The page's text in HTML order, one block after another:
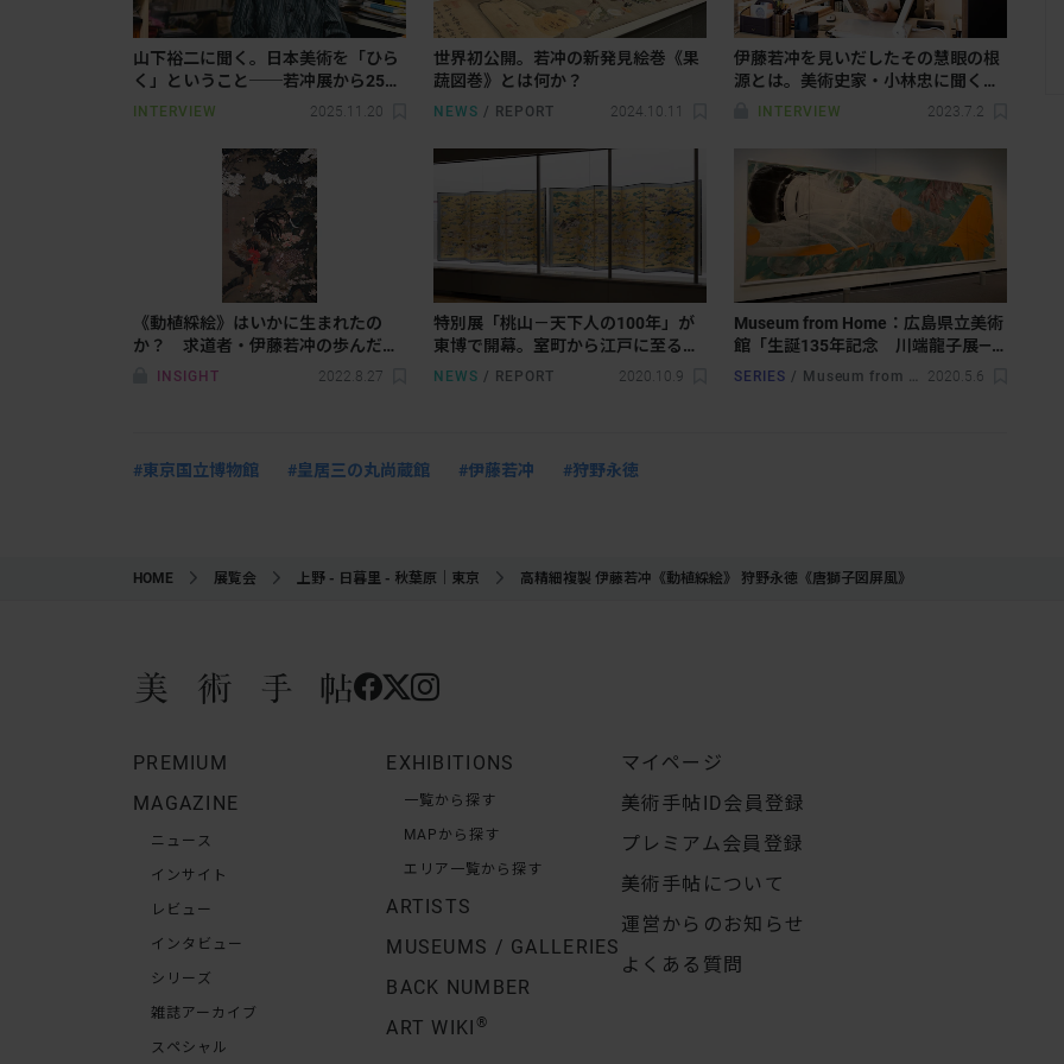
山下裕二に聞く。日本美術を「ひら
く」ということ──若冲展から25
年、そしてこれから
INTERVIEW 2025.11.20
世界初公開。若冲の新発見絵巻《果
蔬図巻》とは何か？
NEWS / REPORT 2024.10.11
伊藤若冲を見いだしたその慧眼の根
源とは。美術史家・小林忠に聞くジ
ョー・プライスの思い出
INTERVIEW 2023.7.2
《動植綵絵》はいかに生まれたの
か？ 求道者・伊藤若冲の歩んだ道
のりINSIGHT 2022.8.27
特別展「桃山－天下人の100年」が
東博で開幕。室町から江戸に至る変
革を名品とともにたどる
NEWS / REPORT 2020.10.9
Museum from Home：広島県立美術
館「生誕135年記念 川端龍子展―
衝撃の日本画」
SERIES / Museum from Home 2020.5.6
#東京国立博物館 #皇居三の丸尚蔵館 #伊藤若冲 #狩野永徳
HOME 展覧会 上野 - 日暮里 - 秋葉原｜東京 高精細複製 伊藤若冲《動植綵絵》 狩野永徳《唐獅子図屏風》
PREMIUM
MAGAZINE
ニュース
インサイト
レビュー
インタビュー
シリーズ
雑誌アーカイブ
スペシャル
EXHIBITIONS
一覧から探す
MAPから探す
エリア一覧から探す
ARTISTS
MUSEUMS / GALLERIES
BACK NUMBER
ART WIKI ®
マイページ
美術手帖ID会員登録
プレミアム会員登録
美術手帖について
運営からのお知らせ
よくある質問